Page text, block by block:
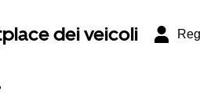
dei veicoli